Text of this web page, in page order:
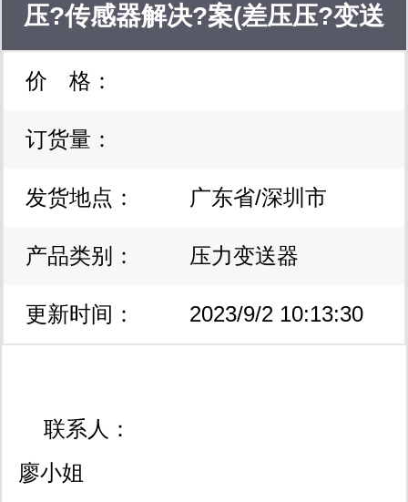
压?传感器解决?案(差压压?变送
器)
价 格：
订货量：
发货地点： 广东省/深圳市
产品类别： 压力变送器
更新时间： 2023/9/2 10:13:30
联系人：
廖小姐